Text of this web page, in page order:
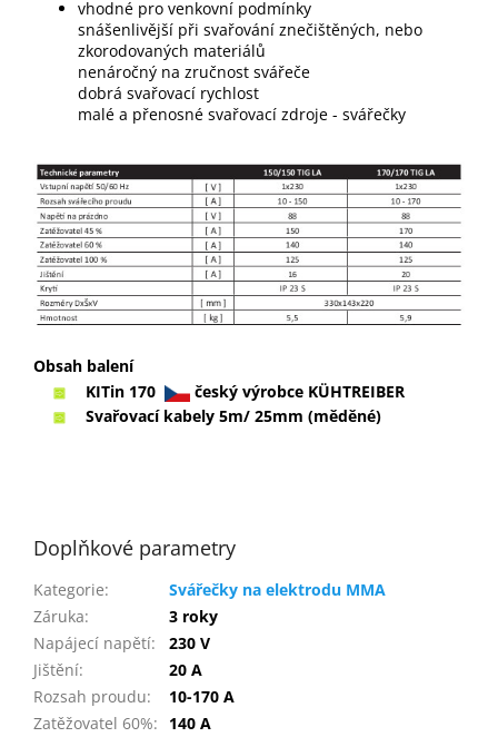
vhodné pro venkovní podmínky
snášenlivější při svařování znečištěných, nebo
zkorodovaných materiálů
nenáročný na zručnost svářeče
dobrá svařovací rychlost
malé a přenosné svařovací zdroje - svářečky
Obsah balení
KITin 170
český výrobce KÜHTREIBER
Svařovací kabely 5m/ 25mm (měděné)
Doplňkové parametry
Kategorie:
Svářečky na elektrodu MMA
Záruka:
3 roky
Napájecí napětí:
230 V
Jištění:
20 A
Rozsah proudu:
10-170 A
Zatěžovatel 60%:
140 A